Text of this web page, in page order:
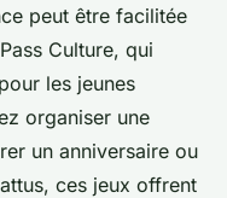
peut être facilitée
Culture, qui
les jeunes
organiser une
un anniversaire ou
ces jeux offrent